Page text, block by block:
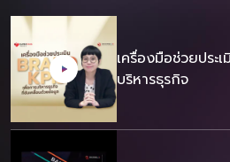
เครื่องมือช่วยประ
บริหารธุรกิจ